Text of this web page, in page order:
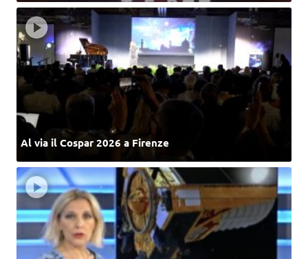
Al via il Cospar 2026 a Firenze